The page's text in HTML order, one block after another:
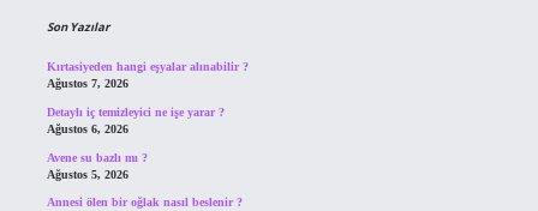
Son Yazılar
Kırtasiyeden hangi eşyalar alınabilir ?
Ağustos 7, 2026
Detaylı iç temizleyici ne işe yarar ?
Ağustos 6, 2026
Avene su bazlı mı ?
Ağustos 5, 2026
Annesi ölen bir oğlak nasıl beslenir ?